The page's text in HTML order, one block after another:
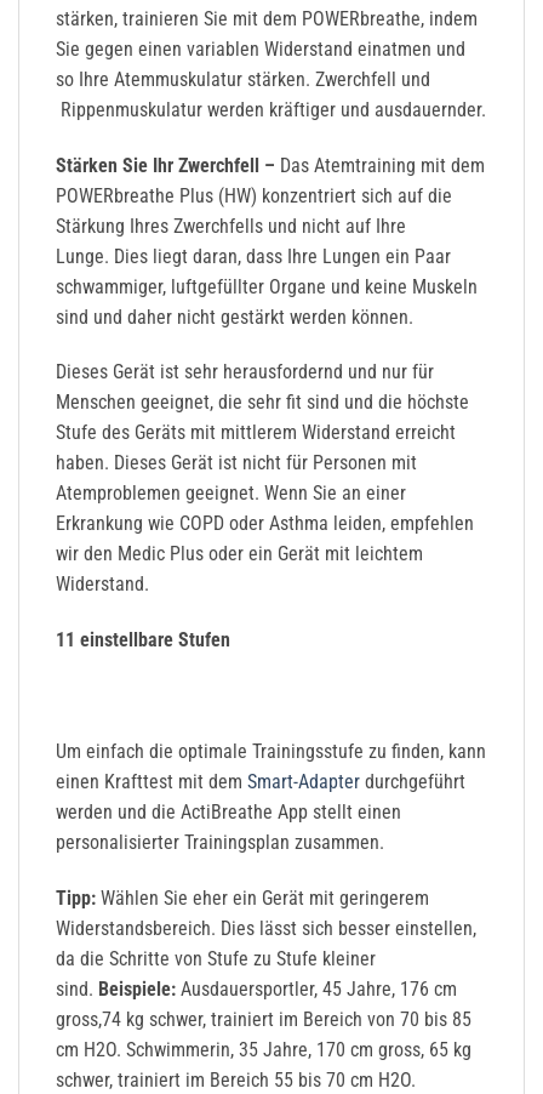
stärken, trainieren Sie mit dem POWERbreathe, indem
Sie gegen einen variablen Widerstand einatmen und
so Ihre Atemmuskulatur stärken. Zwerchfell und
Rippenmuskulatur werden kräftiger und ausdauernder.
Stärken Sie Ihr Zwerchfell – Das Atemtraining mit dem
POWERbreathe Plus (HW) konzentriert sich auf die
Stärkung Ihres Zwerchfells und nicht auf Ihre
Lunge. Dies liegt daran, dass Ihre Lungen ein Paar
schwammiger, luftgefüllter Organe und keine Muskeln
sind und daher nicht gestärkt werden können.
Dieses Gerät ist sehr herausfordernd und nur für
Menschen geeignet, die sehr fit sind und die höchste
Stufe des Geräts mit mittlerem Widerstand erreicht
haben. Dieses Gerät ist nicht für Personen mit
Atemproblemen geeignet. Wenn Sie an einer
Erkrankung wie COPD oder Asthma leiden, empfehlen
wir den Medic Plus oder ein Gerät mit leichtem
Widerstand.
11 einstellbare Stufen
Um einfach die optimale Trainingsstufe zu finden, kann
einen Krafttest mit dem Smart-Adapter durchgeführt
werden und die ActiBreathe App stellt einen
personalisierter Trainingsplan zusammen.
Tipp: Wählen Sie eher ein Gerät mit geringerem
Widerstandsbereich. Dies lässt sich besser einstellen,
da die Schritte von Stufe zu Stufe kleiner
sind. Beispiele: Ausdauersportler, 45 Jahre, 176 cm
gross,74 kg schwer, trainiert im Bereich von 70 bis 85
cm H2O. Schwimmerin, 35 Jahre, 170 cm gross, 65 kg
schwer, trainiert im Bereich 55 bis 70 cm H2O.